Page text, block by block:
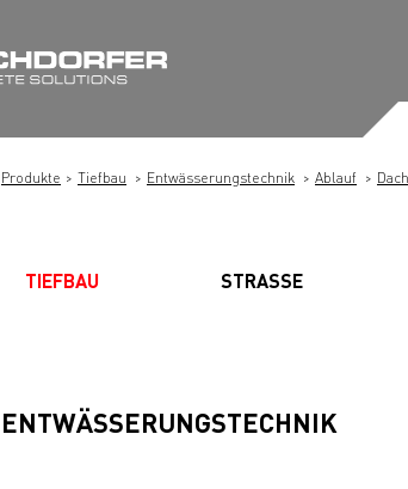
Produkte Tiefbau Entwässerungstechnik Ablauf
TIEFBAU STRASSE
ENTWÄSSERUNGSTECHNIK